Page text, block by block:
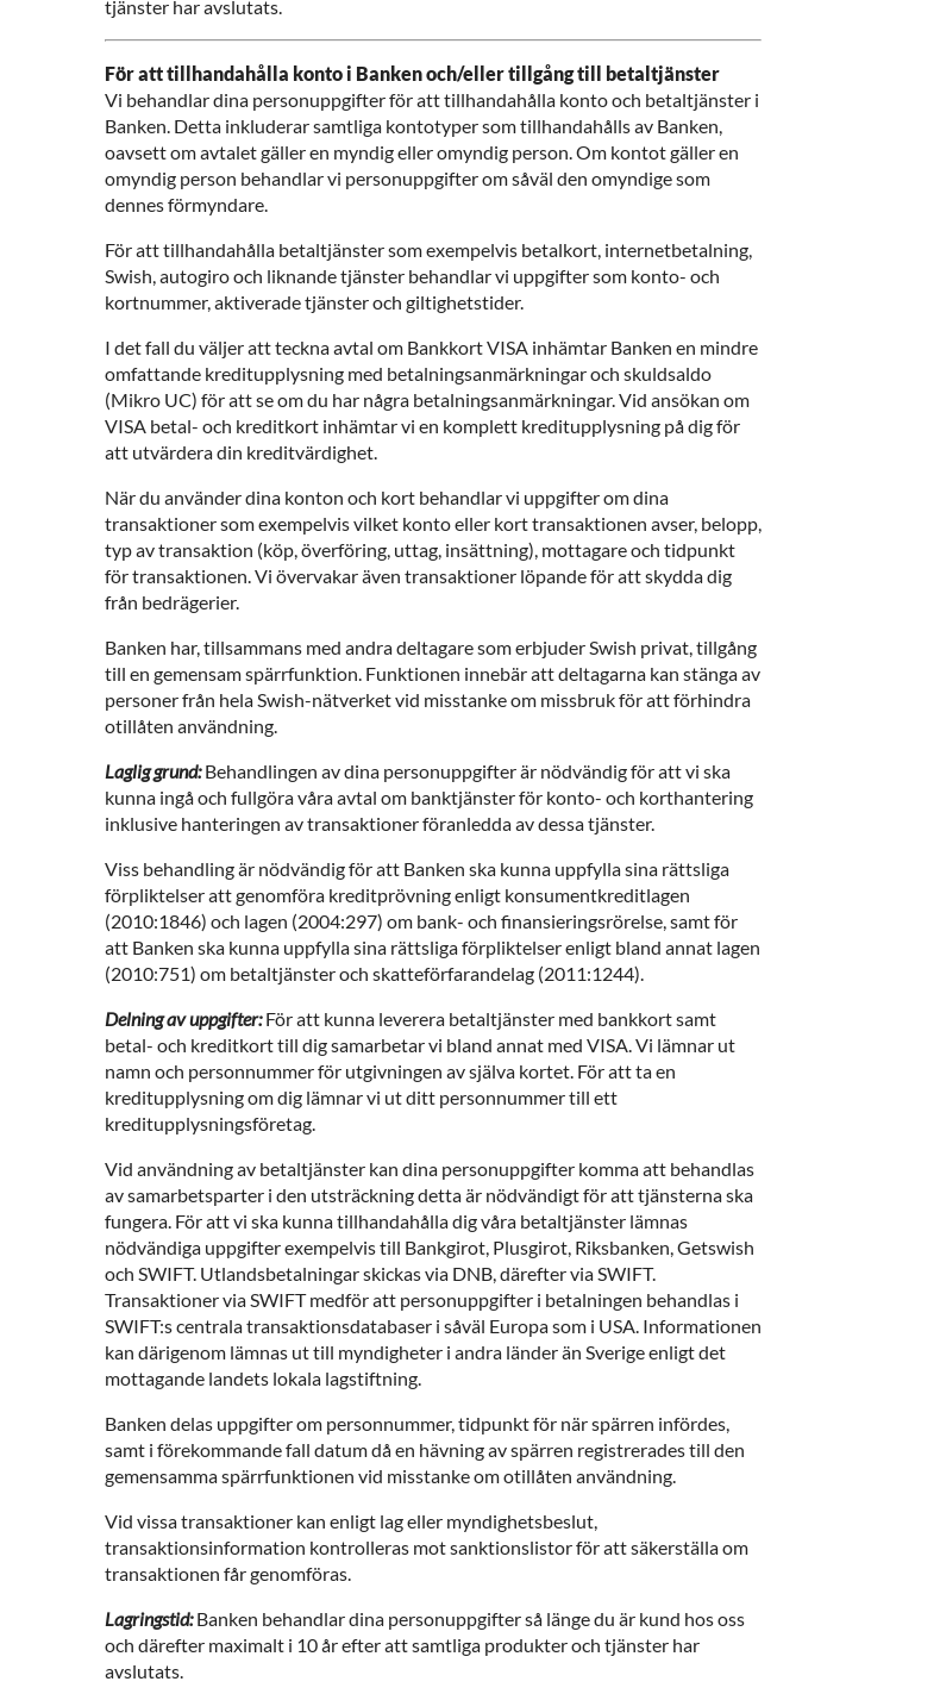
tjänster har avslutats.
För att tillhandahålla konto i Banken och/eller tillgång till betaltjänster
Vi behandlar dina personuppgifter för att tillhandahålla konto och betaltjänster i
Banken. Detta inkluderar samtliga kontotyper som tillhandahålls av Banken,
oavsett om avtalet gäller en myndig eller omyndig person. Om kontot gäller en
omyndig person behandlar vi personuppgifter om såväl den omyndige som
dennes förmyndare.
För att tillhandahålla betaltjänster som exempelvis betalkort, internetbetalning,
Swish, autogiro och liknande tjänster behandlar vi uppgifter som konto- och
kortnummer, aktiverade tjänster och giltighetstider.
I det fall du väljer att teckna avtal om Bankkort VISA inhämtar Banken en mindre
omfattande kreditupplysning med betalningsanmärkningar och skuldsaldo
(Mikro UC) för att se om du har några betalningsanmärkningar. Vid ansökan om
VISA betal- och kreditkort inhämtar vi en komplett kreditupplysning på dig för
att utvärdera din kreditvärdighet.
När du använder dina konton och kort behandlar vi uppgifter om dina
transaktioner som exempelvis vilket konto eller kort transaktionen avser, belopp,
typ av transaktion (köp, överföring, uttag, insättning), mottagare och tidpunkt
för transaktionen. Vi övervakar även transaktioner löpande för att skydda dig
från bedrägerier.
Banken har, tillsammans med andra deltagare som erbjuder Swish privat, tillgång
till en gemensam spärrfunktion. Funktionen innebär att deltagarna kan stänga av
personer från hela Swish-nätverket vid misstanke om missbruk för att förhindra
otillåten användning.
Laglig grund:Behandlingen av dina personuppgifter är nödvändig för att vi ska
kunna ingå och fullgöra våra avtal om banktjänster för konto- och korthantering
inklusive hanteringen av transaktioner föranledda av dessa tjänster.
Viss behandling är nödvändig för att Banken ska kunna uppfylla sina rättsliga
förpliktelser att genomföra kreditprövning enligt konsumentkreditlagen
(2010:1846) och lagen (2004:297) om bank- och finansieringsrörelse, samt för
att Banken ska kunna uppfylla sina rättsliga förpliktelser enligt bland annat lagen
(2010:751) om betaltjänster och skatteförfarandelag (2011:1244).
Delning av uppgifter:För att kunna leverera betaltjänster med bankkort samt
betal- och kreditkort till dig samarbetar vi bland annat med VISA. Vi lämnar ut
namn och personnummer för utgivningen av själva kortet. För att ta en
kreditupplysning om dig lämnar vi ut ditt personnummer till ett
kreditupplysningsföretag.
Vid användning av betaltjänster kan dina personuppgifter komma att behandlas
av samarbetsparter i den utsträckning detta är nödvändigt för att tjänsterna ska
fungera. För att vi ska kunna tillhandahålla dig våra betaltjänster lämnas
nödvändiga uppgifter exempelvis till Bankgirot, Plusgirot, Riksbanken, Getswish
och SWIFT. Utlandsbetalningar skickas via DNB, därefter via SWIFT.
Transaktioner via SWIFT medför att personuppgifter i betalningen behandlas i
SWIFT:s centrala transaktionsdatabaser i såväl Europa som i USA. Informationen
kan därigenom lämnas ut till myndigheter i andra länder än Sverige enligt det
mottagande landets lokala lagstiftning.
Banken delas uppgifter om personnummer, tidpunkt för när spärren infördes,
samt i förekommande fall datum då en hävning av spärren registrerades till den
gemensamma spärrfunktionen vid misstanke om otillåten användning.
Vid vissa transaktioner kan enligt lag eller myndighetsbeslut,
transaktionsinformation kontrolleras mot sanktionslistor för att säkerställa om
transaktionen får genomföras.
Lagringstid:Banken behandlar dina personuppgifter så länge du är kund hos oss
och därefter maximalt i 10 år efter att samtliga produkter och tjänster har
avslutats.